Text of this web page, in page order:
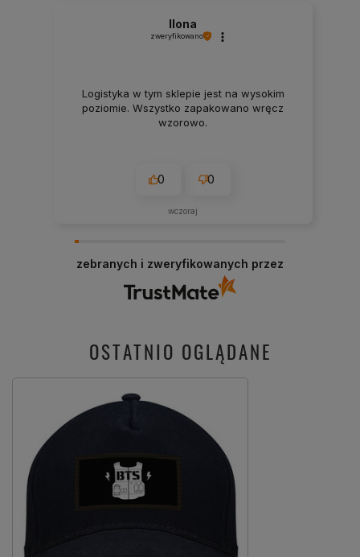
Ilona
zweryfikowano
Logistyka w tym sklepie jest na wysokim
poziomie. Wszystko zapakowano wręcz
wzorowo.
0 0
wczoraj
zebranych i zweryfikowanych przez
OSTATNIO OGLĄDANE